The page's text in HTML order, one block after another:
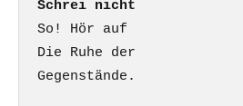
Schrei nicht
So! Hör auf
Die Ruhe der
Gegenstände.